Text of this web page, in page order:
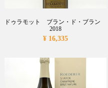
ドゥラモット ブラン・ド・ブラン
2018
¥ 16,335